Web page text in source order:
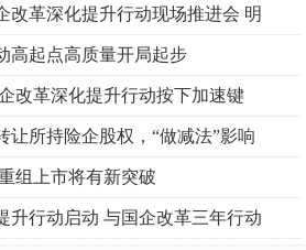
改革深化提升行动现场推进会 明
高起点高质量开局起步
改革深化提升行动按下加速键
让所持险企股权，“做减法”影响
组上市将有新突破
升行动启动 与国企改革三年行动